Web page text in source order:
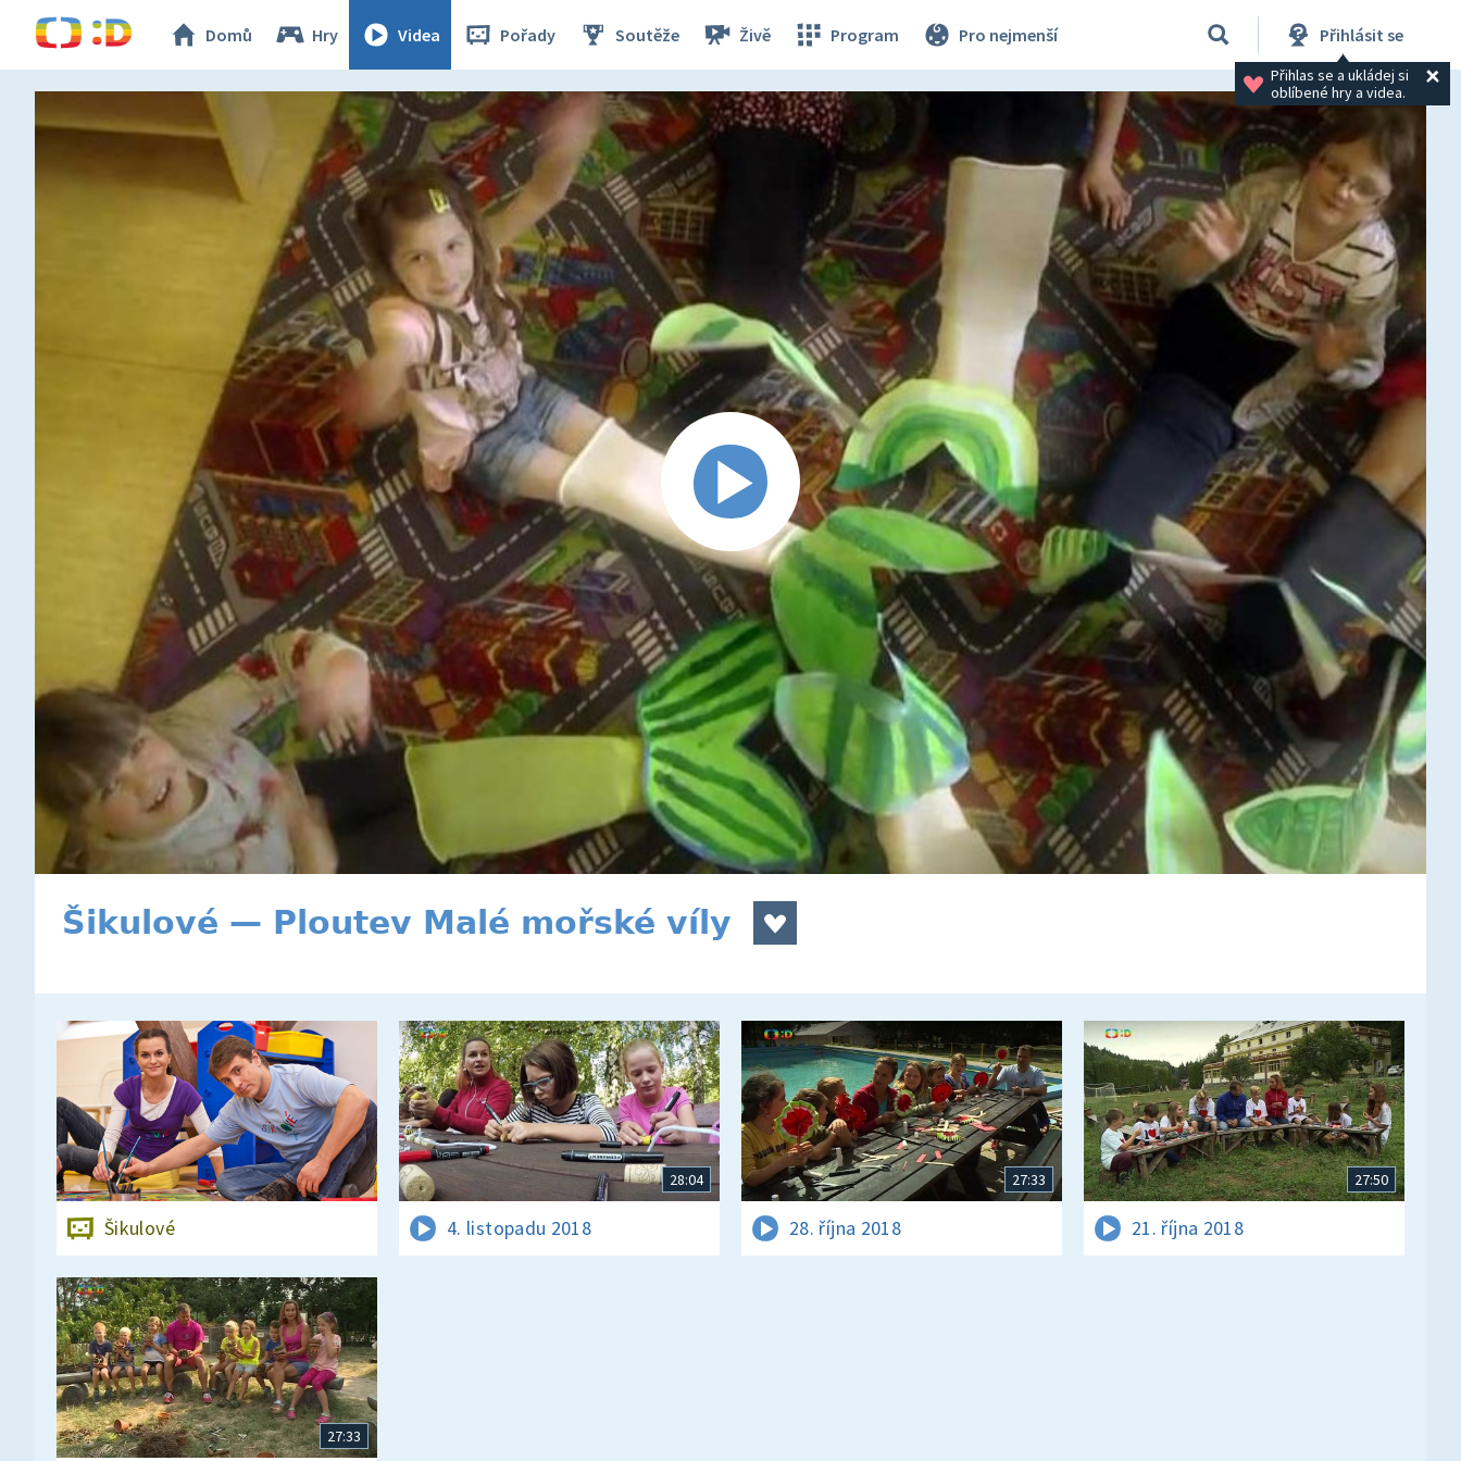
Domů Hry Videa Pořady Soutěže Živě Program Pro nejmenší Přihlásit se
Přihlas se a ukládej si
oblíbené hry a videa.
Šikulové — Ploutev Malé mořské víly
Šikulové
28:04
4. listopadu 2018
27:33
28. října 2018
27:50
21. října 2018
27:33